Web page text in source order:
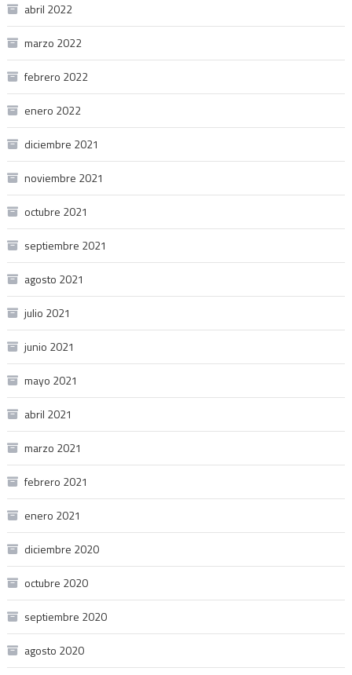
abril 2022
marzo 2022
febrero 2022
enero 2022
diciembre 2021
noviembre 2021
octubre 2021
septiembre 2021
agosto 2021
julio 2021
junio 2021
mayo 2021
abril 2021
marzo 2021
febrero 2021
enero 2021
diciembre 2020
octubre 2020
septiembre 2020
agosto 2020